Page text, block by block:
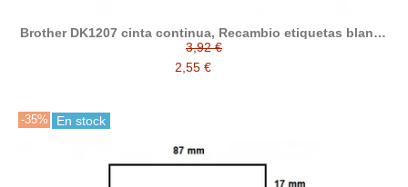
Brother DK1207 cinta continua, Recambio etiquetas blanco
compatible 58mm cd dvd compatible a DK-11207
3,92 €
2,55 €
-35% En stock